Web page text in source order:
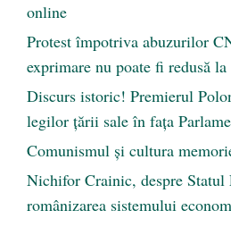
online
Protest împotriva abuzurilor
exprimare nu poate fi redusă la
Discurs istoric! Premierul
legilor țării sale în fața
Comunismul şi cultura
Nichifor Crainic, despre Statul
românizarea sistemului